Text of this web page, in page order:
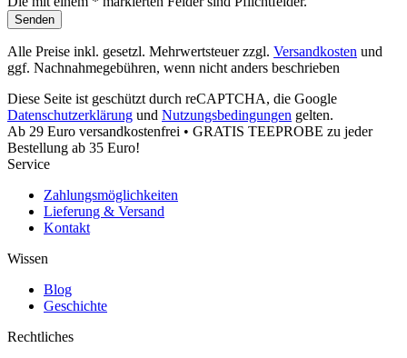
Senden
Alle Preise inkl. gesetzl. Mehrwertsteuer zzgl. Versandkosten und
ggf. Nachnahmegebühren, wenn nicht anders beschrieben
Diese Seite ist geschützt durch reCAPTCHA, die Google
Datenschutzerklärung und Nutzungsbedingungen gelten.
Ab 29 Euro versandkostenfrei • GRATIS TEEPROBE zu jeder
Bestellung ab 35 Euro!
Service
Zahlungsmöglichkeiten
Lieferung & Versand
Kontakt
Wissen
Blog
Geschichte
Rechtliches